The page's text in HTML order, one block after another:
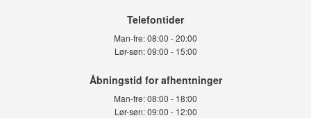
Telefontider
Man-fre:08:00 - 20:00
Lør-søn: 09:00 - 15:00
Man-fre:08:00 - 18:00
Lør-søn:09:00 - 12:00